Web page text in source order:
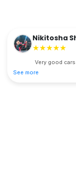
Nikitosha
★★★★★
Very good cars
See more